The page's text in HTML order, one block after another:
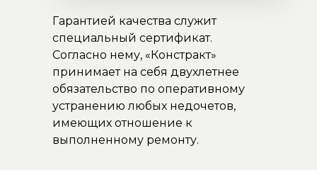
Гарантией качества служит
специальный сертификат.
Согласно нему, «Констракт»
принимает на себя двухлетнее
обязательство по оперативному
устранению любых недочетов,
имеющих отношение к
выполненному ремонту.